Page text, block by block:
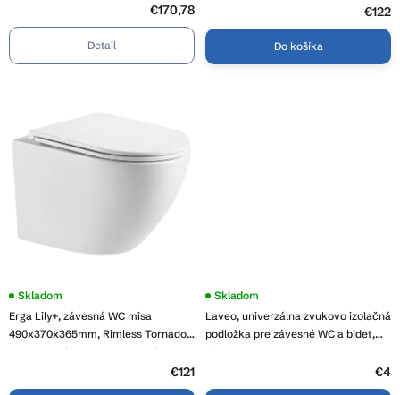
€170,78
Detail
zatváraním, biela, ERG-V03-VENTO-
TO2-WH
€122
Do košíka
Erga Lily+, závesná WC misa
490x370x365mm, Rimless Tornado
2 + toaletné sedadlo s pomalým
zatváraním, biela, ERG-V03-LILY-
TO2-WH
Priemerné
produktu
je
Skladom
€121
Laveo, univerzálna zvukovo izolačná
podložka pre závesné WC a bidet,
Priemerné
produktu
je
5,0
Skladom
€4